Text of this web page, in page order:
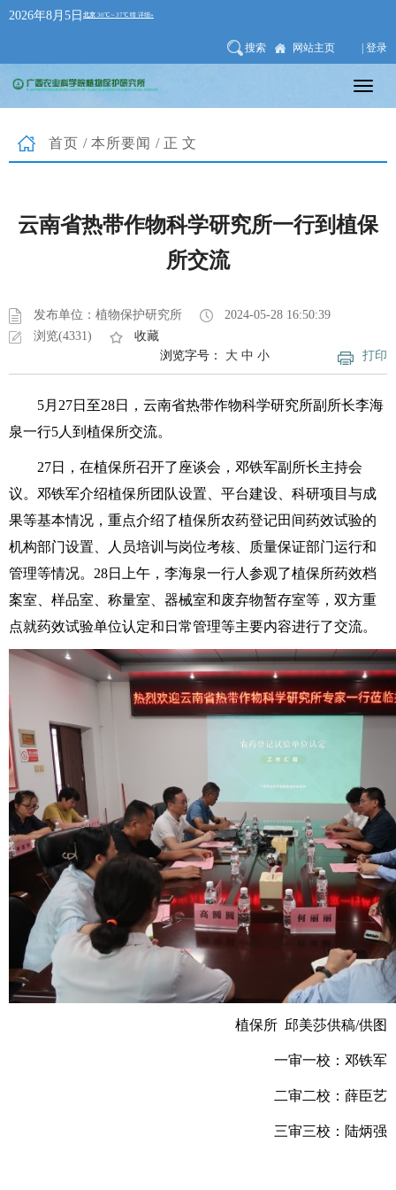
2026年8月5日
搜索 网站主页 | 登录
首页 / 本所要闻 /正文
云南省热带作物科学研究所一行到植保
所交流
发布单位：植物保护研究所
2024-05-28 16:50:39
浏览(4331)
收藏
打印
浏览字号： 大 中 小
5月27日至28日，云南省热带作物科学研究所副所长李海
泉一行5人到植保所交流。
27日，在植保所召开了座谈会，邓铁军副所长主持会
议。邓铁军介绍植保所团队设置、平台建设、科研项目与成
果等基本情况，重点介绍了植保所农药登记田间药效试验的
机构部门设置、人员培训与岗位考核、质量保证部门运行和
管理等情况。28日上午，李海泉一行人参观了植保所药效档
案室、样品室、称量室、器械室和废弃物暂存室等， 双方重
点就药效试验单位认定和日常管理等主要内容进行了交流。
植保所 邱美莎供稿/供图
一审一校：邓铁军
二审二校：薛臣艺
三审三校：陆炳强